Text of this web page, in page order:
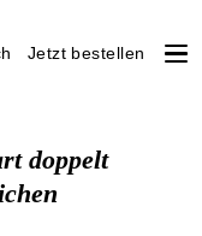
Jetzt bestellen
doppelt